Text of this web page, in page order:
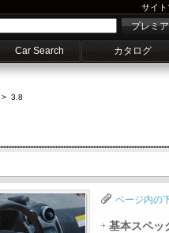
サイ
プレミ
Car Search カタログ
> 3.8
ページ内の
基本スペッ